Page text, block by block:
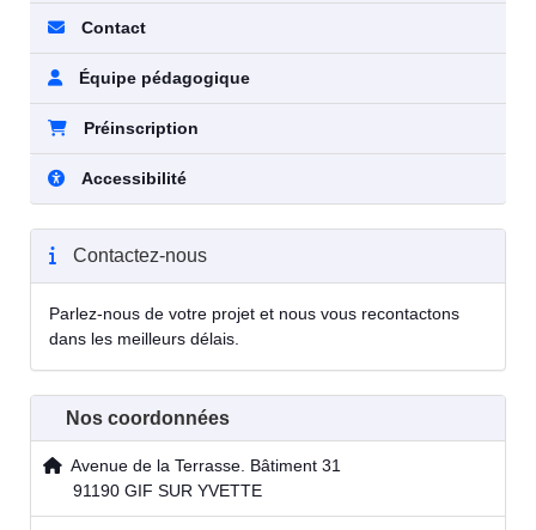
Contact
Équipe pédagogique
Préinscription
Accessibilité
Contactez-nous
Parlez-nous de votre projet et nous vous recontactons
dans les meilleurs délais.
Nos coordonnées
Avenue de la Terrasse. Bâtiment 31
91190 GIF SUR YVETTE